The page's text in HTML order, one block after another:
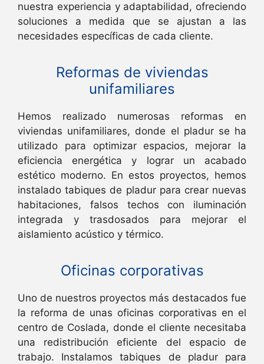
nuestra experiencia y adaptabilidad, ofreciendo
soluciones a medida que se ajustan a las
necesidades específicas de cada cliente.
Reformas de viviendas
unifamiliares
Hemos realizado numerosas reformas en
viviendas unifamiliares, donde el pladur se ha
utilizado para optimizar espacios, mejorar la
eficiencia energética y lograr un acabado
estético moderno. En estos proyectos, hemos
instalado tabiques de pladur para crear nuevas
habitaciones, falsos techos con iluminación
integrada y trasdosados para mejorar el
aislamiento acústico y térmico.
Oficinas corporativas
Uno de nuestros proyectos más destacados fue
la reforma de unas oficinas corporativas en el
centro de Coslada, donde el cliente necesitaba
una redistribución eficiente del espacio de
trabajo. Instalamos tabiques de pladur para